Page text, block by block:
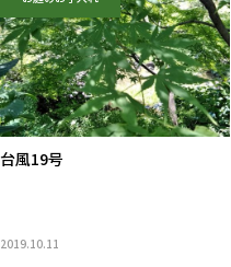
台風19号
2019.10.11